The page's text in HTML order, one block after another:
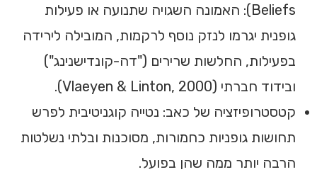
Beliefs): האמונה השגויה שתנועה או פעילות
גופנית יגרמו לנזק נוסף לרקמות, המובילה לירידה
בפעילות, החלשות שרירים ("דה-קונדישנינג")
ובידוד חברתי (Vlaeyen & Linton, 2000).
קטסטרופיזציה של כאב: נטייה קוגניטיבית לפרש
תחושות גופניות כחמורות, מסוכנות ובלתי נשלטות
הרבה יותר ממה שהן בפועל.